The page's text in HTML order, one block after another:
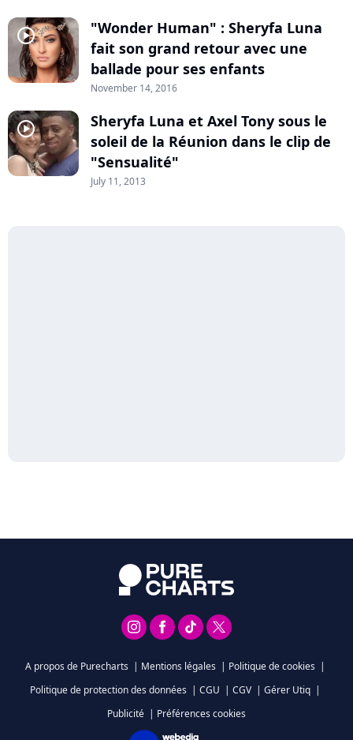
player2
"Wonder Human" : Sheryfa Luna
fait son grand retour avec une
ballade pour ses enfants
November 14, 2016
player2
Sheryfa Luna et Axel Tony sous le
soleil de la Réunion dans le clip de
"Sensualité"
July 11, 2013
A propos de Purecharts | Mentions légales | Politique de cookies |
Politique de protection des données | CGU | CGV | Gérer Utiq |
Publicité | Préférences cookies